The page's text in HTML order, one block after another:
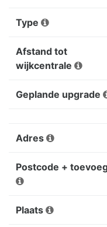
Type
Afstand tot
wijkcentrale
Geplande upgrade
Adres
Postcode +
Plaats